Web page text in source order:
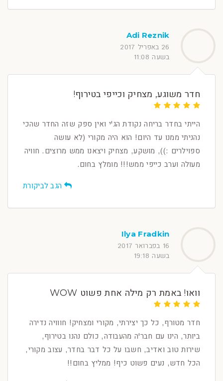
Adi Reznik
26 באפריל 2017
בשעה 11:08
חדר משוגע, מצחיק וכייפי בטירוף!
הייתי בחדר בריחה נקודת הג'י ואין ספק שזה החדר שהכי
נהניתי ממנו עד היום! הוא היה מקורי (לא עושה
ספוילרים :)), מושקע, מצחיק ויצאנו ממש מרוצים. חוויה
מעולה וערב כייפי ממש!!! מומלץ בחום.
הגב לביקורת
Ilya Fradkin
16 בפברואר 2017
בשעה 19:18
וואו! באמת רק מילה אחת פשוט WOW
חדר מטורף, כל כך יצירתי, מקורי ומצחיק! חווויה נדירה
ביותר, הינו עם חבר'ה מהעבודה, כולם נהנו בטירוף,
שירות טוב ואדיב, חשבו על כל דבר בחדר, עצוב מקורי,
הכל חדש, נעים פשוט כיף! ממליץ בחום!!